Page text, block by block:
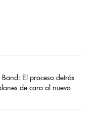
El proceso detrás
de cara al nuevo